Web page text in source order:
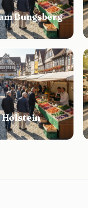
Bungsberg
Holstein